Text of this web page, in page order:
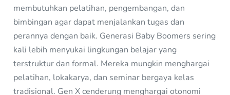
membutuhkan pelatihan, pengembangan, dan
bimbingan agar dapat menjalankan tugas dan
perannya dengan baik. Generasi Baby Boomers sering
kali lebih menyukai lingkungan belajar yang
terstruktur dan formal. Mereka mungkin menghargai
pelatihan, lokakarya, dan seminar bergaya kelas
tradisional. Gen X cenderung menghargai otonomi